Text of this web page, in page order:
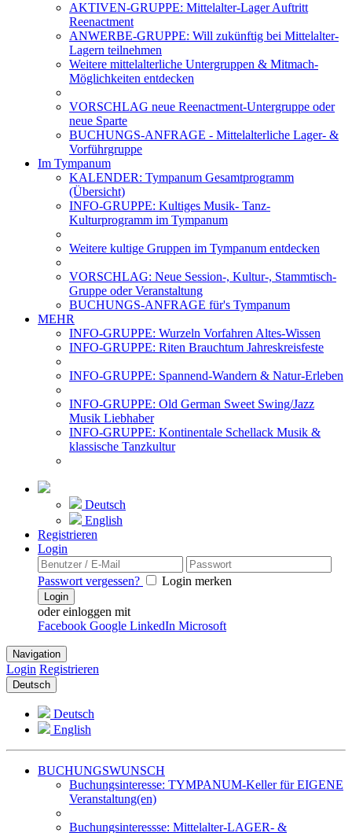
AKTIVEN-GRUPPE: Mittelalter-Lager Auftritt
Reenactment
ANWERBE-GRUPPE: Will zukünftig bei Mittelalter-
Lagern teilnehmen
Weitere mittelalterliche Untergruppen & Mitmach-
Möglichkeiten entdecken
VORSCHLAG neue Reenactment-Untergruppe oder
neue Sparte
BUCHUNGS-ANFRAGE - Mittelalterliche Lager- &
Vorführgruppe
Im Tympanum
KALENDER: Tympanum Gesamtprogramm
(Übersicht)
INFO-GRUPPE: Kultiges Musik- Tanz-
Kulturprogramm im Tympanum
Weitere kultige Gruppen im Tympanum entdecken
VORSCHLAG: Neue Session-, Kultur-, Stammtisch-
Gruppe oder Veranstaltung
BUCHUNGS-ANFRAGE für's Tympanum
MEHR
INFO-GRUPPE: Wurzeln Vorfahren Altes-Wissen
INFO-GRUPPE: Riten Brauchtum Jahreskreisfeste
INFO-GRUPPE: Spannend-Wandern & Natur-Erleben
INFO-GRUPPE: Old German Sweet Swing/Jazz
Musik Liebhaber
INFO-GRUPPE: Kontinentale Schellack Musik &
klassische Tanzkultur
Deutsch
English
Registrieren
Login
Passwort vergessen? Login merken
Login
oder einloggen mit
Facebook Google LinkedIn Microsoft
Navigation
Login Registrieren
Deutsch
Deutsch
English
BUCHUNGSWUNSCH
Buchungsinteresse: TYMPANUM-Keller für EIGENE
Veranstaltung(en)
Buchungsinteressse: Mittelalter-LAGER- &